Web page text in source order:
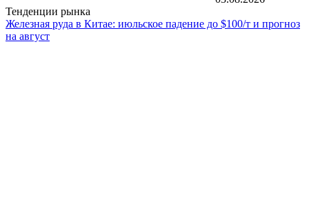
Тенденции рынка
Железная руда в Китае: июльское падение до $100/т и прогноз
на август